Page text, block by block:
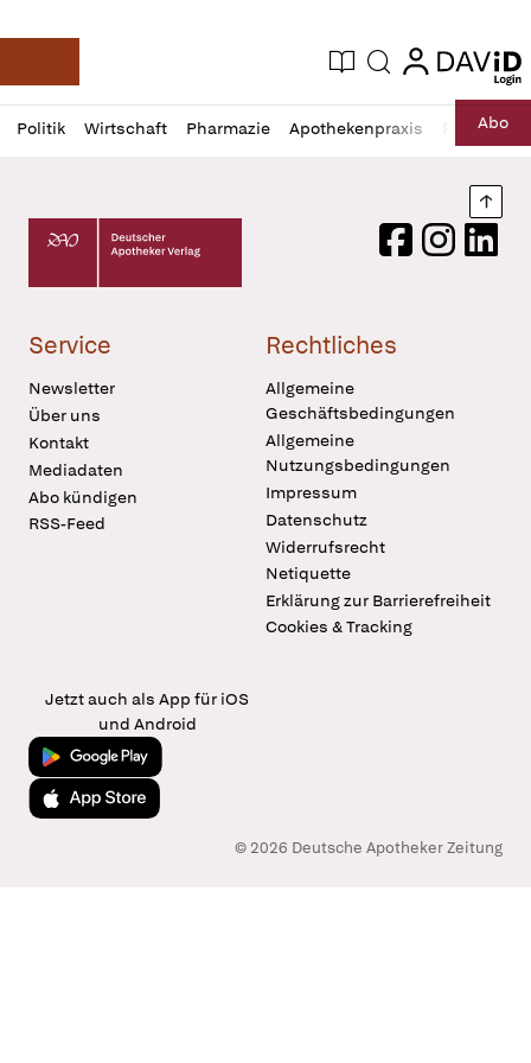
Deutsche Apotheker Zeitung
Aktuelle Ausgabe
Suche login
login
Politik Wirtschaft Pharmazie Apothekenpraxis RechtAbo
Profil
öffnen
Daz
Pur
Deutscher Apotheker Verlag Logo
FacebookInstagram
Service
Newsletter
Über uns
Kontakt
Mediadaten
Abo kündigen
RSS-Feed
Rechtliches
Allgemeine
Geschäftsbedingungen
Allgemeine
Nutzungsbedingungen
Impressum
Datenschutz
Widerrufsrecht
Netiquette
Erklärung zur Barrierefreiheit
Cookies & Tracking
Jetzt auch als App für iOS
und Android
Jetzt bei Google Play
Laden im App Store
© 2026 Deutsche Apotheker Zeitung